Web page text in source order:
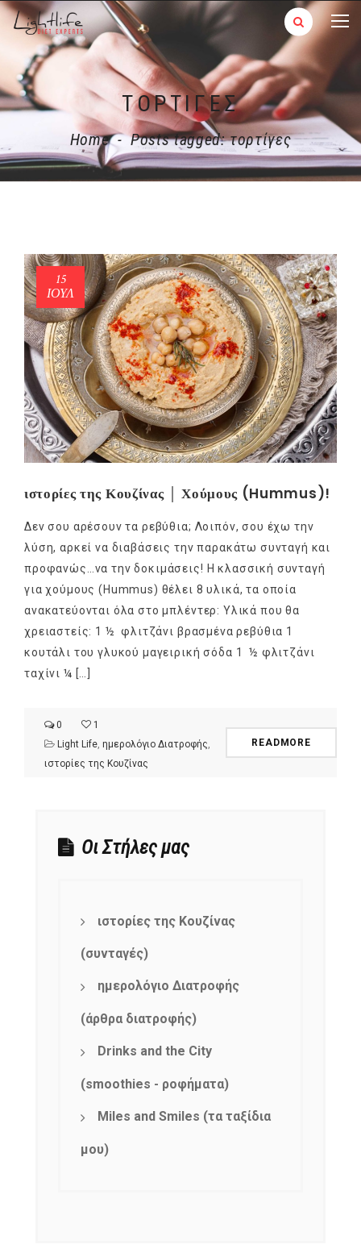
ΤΟΡΤΊΓΕΣ
Home - Posts tagged: τορτίγες
15
ΙΟΎΛ
ιστορίες της Κουζίνας │ Χούμους (Hummus)!
Δεν σου αρέσουν τα ρεβύθια; Λοιπόν, σου έχω την
λύση, αρκεί να διαβάσεις την παρακάτω συνταγή και
προφανώς…να την δοκιμάσεις! Η κλασσική συνταγή
για χούμους (Hummus) θέλει 8 υλικά, τα οποία
ανακατεύονται όλα στο μπλέντερ: Υλικά που θα
χρειαστείς: 1 ½ φλιτζάνι βρασμένα ρεβύθια 1
κουτάλι του γλυκού μαγειρική σόδα 1 ½ φλιτζάνι
ταχίνι ¼ […]
0
1
Light Life ημερολόγιο Διατροφής
ιστορίες της Κουζίνας
READMORE
Οι Στήλες μας
ιστορίες της Κουζίνας
(συνταγές)
ημερολόγιο Διατροφής
(άρθρα διατροφής)
Drinks and the City
(smoothies - ροφήματα)
Miles and Smiles (τα ταξίδια
μου)